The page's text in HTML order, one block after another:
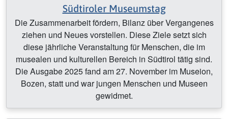
Südtiroler Museumstag
Die Zusammenarbeit fördern, Bilanz über Vergangenes
ziehen und Neues vorstellen. Diese Ziele setzt sich
diese jährliche Veranstaltung für Menschen, die im
musealen und kulturellen Bereich in Südtirol tätig sind.
Die Ausgabe 2025 fand am 27. November im Museion,
Bozen, statt und war jungen Menschen und Museen
gewidmet.